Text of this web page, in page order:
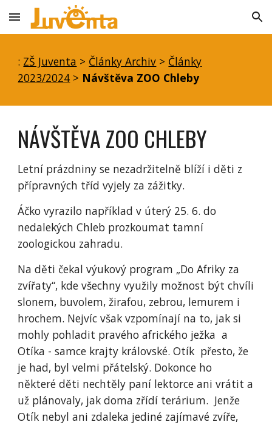
Skip to main content Skip to navigation
: ZŠ Juventa > Články Archiv > Články
2023/2024 > Návštěva ZOO Chleby
NÁVŠTĚVA ZOO CHLEBY
Letní prázdniny se nezadržitelně blíží i děti z
přípravných tříd vyjely za zážitky.
Áčko vyrazilo například v úterý 25. 6. do
nedalekých Chleb prozkoumat tamní
zoologickou zahradu.
Na děti čekal výukový program „Do Afriky za
zvířaty“, kde všechny využily možnost být chvíli
slonem, buvolem, žirafou, zebrou, lemurem i
hrochem. Nejvíc však vzpomínají na to, jak si
mohly pohladit pravého afrického ježka a
Otíka - samce krajty královské. Otík přesto, že
je had, byl velmi přátelský. Dokonce ho
některé děti nechtěly paní lektorce ani vrátit a
už plánovaly, jak doma zřídí terárium. Jenže
Otík nebyl ani zdaleka jediné zajímavé zvíře,